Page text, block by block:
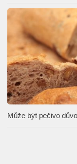
Může být pečivo